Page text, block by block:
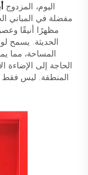
اليوم، المزدوج
مفضلة في المباني
مظهرًا أنيقًا
الحديثة. يسمح
المساحة، مما
الحاجة إلى الإضاءة
المنطقة. ليس فقط